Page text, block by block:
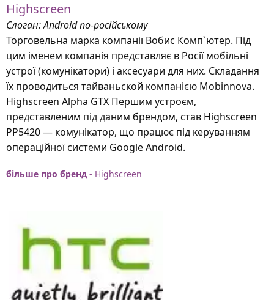
Highscreen
Слоган: Android по-російському
Торговельна марка компанії Вобис Комп`ютер. Під
цим іменем компанія представляє в Росії мобільні
устрої (комунікатори) і аксесуари для них. Складання
їх проводиться тайваньской компанією Mobinnovа.
Highscreen Alpha GTX Першим устроєм,
представленим під даним брендом, став Highscreen
PP5420 — комунікатор, що працює під керуванням
операційної системи Google Android.
більше про бренд - Highscreen